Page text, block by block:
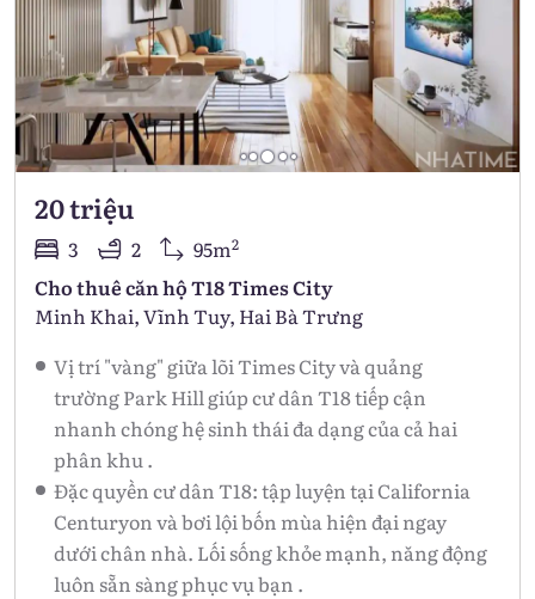
20 triệu
3 2 95m2
Cho thuê căn hộ T18 Times City
Minh Khai, Vĩnh Tuy, Hai Bà Trưng
Vị trí "vàng" giữa lõi Times City và quảng
trường Park Hill giúp cư dân T18 tiếp cận
nhanh chóng hệ sinh thái đa dạng của cả hai
phân khu .
Đặc quyền cư dân T18: tập luyện tại California
Centuryon và bơi lội bốn mùa hiện đại ngay
dưới chân nhà. Lối sống khỏe mạnh, năng động
luôn sẵn sàng phục vụ bạn .